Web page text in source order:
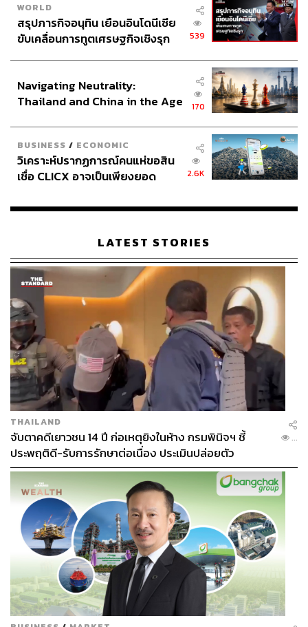
WORLD
สรุปภารกิจอนุทิน เยือนอินโดนีเซีย
ขับเคลื่อนการทูตเศรษฐกิจเชิงรุก
539
Navigating Neutrality:
Thailand and China in the Age
170
BUSINESS / ECONOMIC
วิเคราะห์ปรากฏการณ์คนแห่ขอสิน
เชื่อ CLICX อาจเป็นเพียงยอด
เรือนไทยที่ถูกซุกไว้
2.6K
LATEST STORIES
THAILAND
จับตาคดีเยาวชน 14 ปี ก่อเหตุยิงในห้าง กรมพินิจฯ ชี้
ประพฤติดี-รับการรักษาต่อเนื่อง ประเมินปล่อยตัว
...